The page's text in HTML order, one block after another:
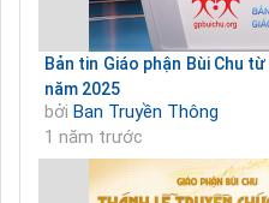
Bản tin Giáo phận Bùi Chu
năm 2025
bởi Ban Truyền Thông
1 năm trước